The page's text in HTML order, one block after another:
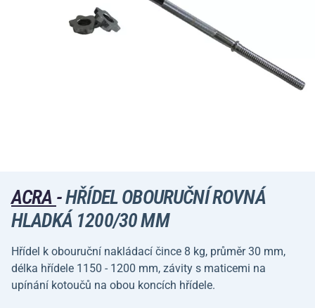
ACRA -HŘÍDEL OBOURUČNÍ ROVNÁ
HLADKÁ 1200/30 MM
Hřídel k obouruční nakládací čince 8 kg, průměr 30 mm,
délka hřídele 1150 - 1200 mm, závity s maticemi na
upínání kotoučů na obou koncích hřídele.